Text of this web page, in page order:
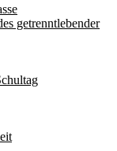
getrenntlebender